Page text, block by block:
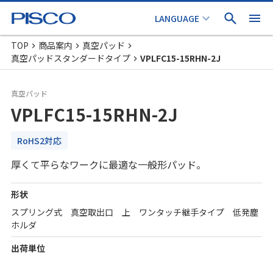
TOP 商品案内
真空パッド
真空パッドスタンダードタイプ
VPLFC15-15RHN-2J
真空パッド
VPLFC15-15RHN-2J
RoHS2対応
厚くて平らなワークに最適な一般形パッド。
形状
スプリング式 真空取出口 上 ワンタッチ継手タイプ 低発塵
ホルダ
出荷単位